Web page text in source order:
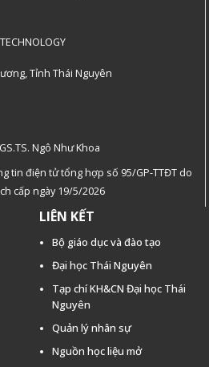
Tỉnh Thái Nguyên
Ngô Như Khoa
tin điện tử tổng hợp số 95/GP-TTĐT do
cấp ngày 19/5/2026
LIÊN KẾT
Bộ giáo dục và đào tạo
Đại học Thái Nguyên
Tạp chí KH&CN Đại học Thái
Nguyên
Quản lý nhân sự
Nguồn học liệu mở